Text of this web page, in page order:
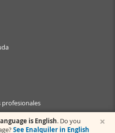
profesionales
×
is English. Do you
See Enalquiler in English